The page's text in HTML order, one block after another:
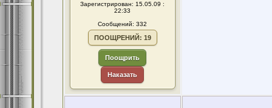
Зарегистрирован: 15.05.09 :
22:33
Сообщений: 332
ПООЩРЕНИЙ: 19
Поощрить
Наказать